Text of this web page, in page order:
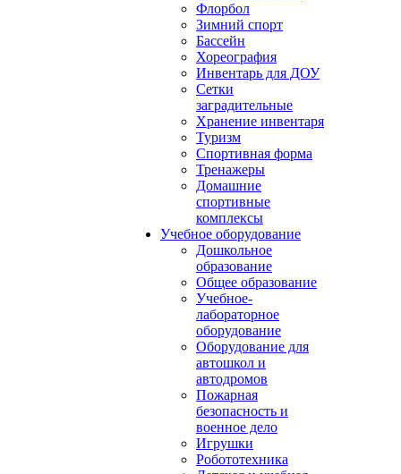
Флорбол
Зимний спорт
Бассейн
Хореография
Инвентарь для ДОУ
Сетки
заградительные
Хранение инвентаря
Туризм
Спортивная форма
Тренажеры
Домашние
спортивные
комплексы
Учебное оборудование
Дошкольное
образование
Общее образование
Учебное-
лабораторное
оборудование
Оборудование для
автошкол и
автодромов
Пожарная
безопасность и
военное дело
Игрушки
Робототехника